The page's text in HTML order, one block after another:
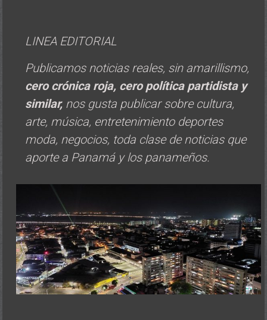
LINEA EDITORIAL
Publicamos noticias reales, sin amarillismo,
cero crónica roja, cero política partidista y
similar, nos gusta publicar sobre cultura,
arte, música, entretenimiento deportes
moda, negocios, toda clase de noticias que
aporte a Panamá y los panameños.